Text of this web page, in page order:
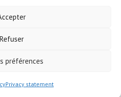
Refuser
préférences
Privacy statement
© 2026